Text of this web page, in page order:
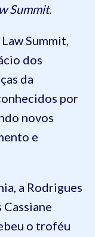
Summit.
Summit,
dos
da
por
novos
e
a Rodrigues
Cassiane
o troféu